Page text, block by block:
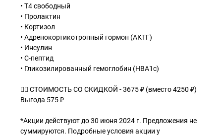
• Т4 свободный
• Пролактин
• Кортизол
• Адренокортикотропный гормон (АКТГ)
• Инсулин
• С-пептид
• Гликозилированный гемоглобин (HBA1c)
👉🏻 СТОИМОСТЬ СО СКИДКОЙ - 3675 ₽ (вместо 4250 ₽)
Выгода 575 ₽
*Акции действуют до 30 июня 2024 г. Предложения не
суммируются. Подробные условия акции у